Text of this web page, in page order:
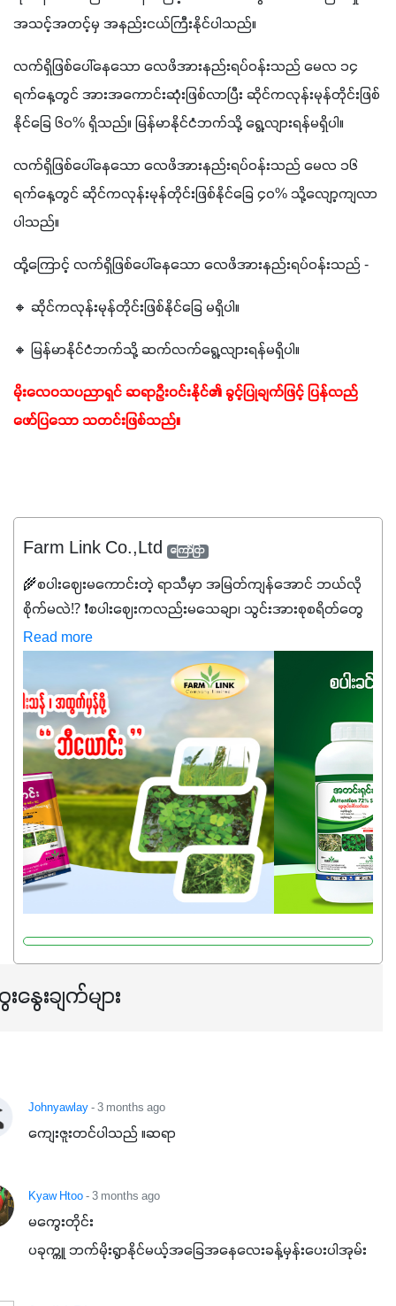
အသင့်အတင့်မှ အနည်းငယ်ကြီးနိုင်ပါသည်။
လက်ရှိဖြစ်ပေါ်နေသော လေဖိအားနည်းရပ်ဝန်းသည် မေလ ၁၄
ရက်နေ့တွင် အားအကောင်းဆုံးဖြစ်လာပြီး ဆိုင်ကလုန်းမုန်တိုင်းဖြစ်
နိုင်ခြေ ၆၀% ရှိသည်။ မြန်မာနိုင်ငံဘက်သို့ ရွေ့လျားရန်မရှိပါ။
လက်ရှိဖြစ်ပေါ်နေသော လေဖိအားနည်းရပ်ဝန်းသည် မေလ ၁၆
ရက်နေ့တွင် ဆိုင်ကလုန်းမုန်တိုင်းဖြစ်နိုင်ခြေ ၄၀% သို့လျော့ကျလာ
ပါသည်။
ထို့ကြောင့် လက်ရှိဖြစ်ပေါ်နေသော လေဖိအားနည်းရပ်ဝန်းသည် -
🔸 ဆိုင်ကလုန်းမုန်တိုင်းဖြစ်နိုင်ခြေ မရှိပါ။
🔸 မြန်မာနိုင်ငံဘက်သို့ ဆက်လက်ရွေ့လျားရန်မရှိပါ။
မိုးလေဝသပညာရှင် ဆရာဦးဝင်းနိုင်၏ ခွင့်ပြုချက်ဖြင့် ပြန်လည်
ဖော်ပြသော သတင်းဖြစ်သည်။
Farm Link Co.,Ltd ကြော်ငြာ
🌾စပါးဈေးမကောင်းတဲ့ ရာသီမှာ အမြတ်ကျန်အောင် ဘယ်လို
စိုက်မလဲ⁉️ ❗စပါးဈေးကလည်းမသေချာ၊ သွင်းအားစုစရိတ်တွေ
ကလည်း တက်နေတဲ့ဒီလိုအချိန်မှာ သွင်းအားစုဖိုးကို လျှော့ချပြီး
အထွက်နှုန်းကို ထိန်းထားနိုင်မှ ဦးကြီးတို့ အဆင်ပြေမှာနော် ✔️ဒါ
ကြောင့် ကိုယ်သုံးသမျှ ကိုယ့်အတွက်အကျိုးရစေမယ့်
အရည်အသွေးစိတ်ချရတဲ့ သွင်းအားစုပစ္စည်းတွေကိုပဲ ရွေးချယ်
သုံးသင့်ပါတယ်။
Read more
နွေးချက်များ
Johnyawlay- 3 months ago
ကျေးဇူးတင်ပါသည် ။ဆရာ
Kyaw Htoo- 3 months ago
မကွေးတိုင်း
ပခုက္ကူ ဘက်မိုးရွာနိုင်မယ့်အခြေအနေလေးခန့်မှန်းပေးပါအုမ်း